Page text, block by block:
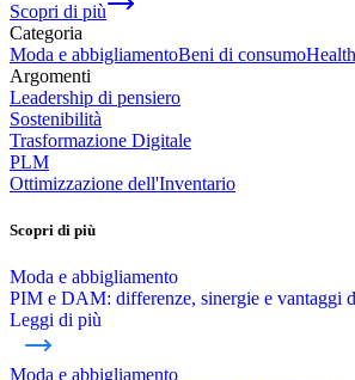
Scopri di più
Categoria
Moda e abbigliamentoBeni di consumo
Argomenti
Leadership di pensiero
Sostenibilità
Trasformazione Digitale
PLM
Ottimizzazione dell'Inventario
Scopri di più
Moda e abbigliamento
PIM e DAM: differenze, sinergie e vantaggi
Leggi di più
Moda e abbigliamento